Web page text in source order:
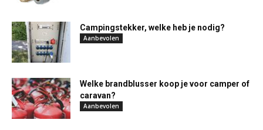
Campingstekker, welke heb je nodig?
Aanbevolen
Welke brandblusser koop je voor camper of
caravan?
Aanbevolen